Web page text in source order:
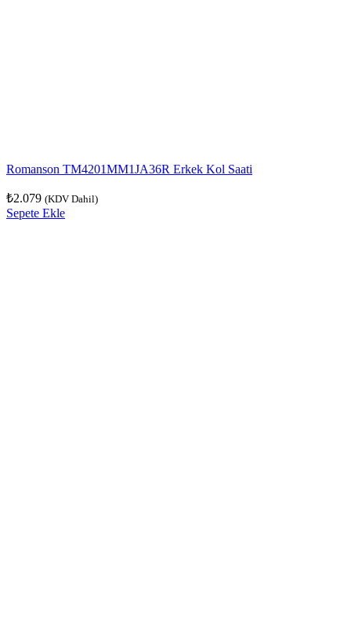
Romanson TM4201MM1JA36R Erkek Kol Saati
₺2.079 (KDV Dahil)
Sepete Ekle